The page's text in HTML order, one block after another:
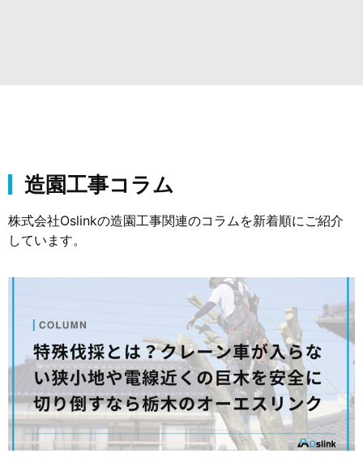
造園工事コラム
株式会社Oslinkの造園工事関連のコラムを新着順にご紹介
しています。